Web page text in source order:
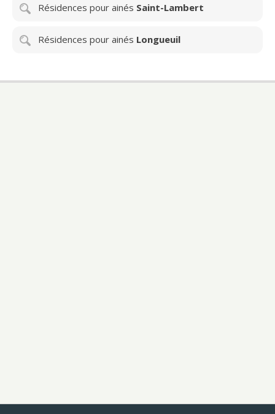
Résidences pour ainés Saint-Lambert
Résidences pour ainés Longueuil